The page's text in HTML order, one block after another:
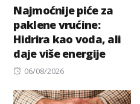
Najmoćnije piće za
paklene vrućine:
Hidrira kao voda, ali
daje više energije
Posted
06/08/2026